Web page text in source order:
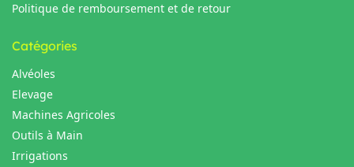
Politique de remboursement et de retour
Catégories
Alvéoles
Elevage
Machines Agricoles
Outils à Main
Irrigations